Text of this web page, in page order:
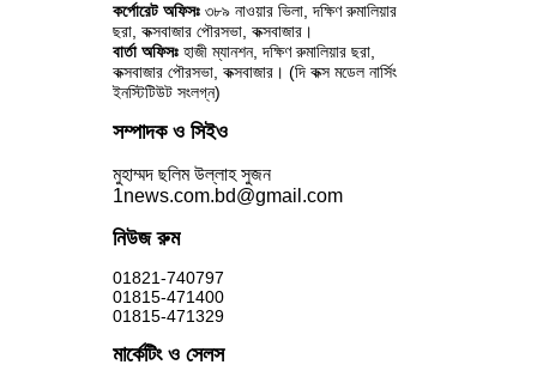
কর্পোরেট অফিসঃ ৩৮৯ নাওয়ার ভিলা, দক্ষিণ রুমালিয়ার
ছরা, কক্সবাজার পৌরসভা, কক্সবাজার।
বার্তা অফিসঃহাজী ম্যানশন, দক্ষিণ রুমালিয়ার ছরা,
কক্সবাজার পৌরসভা, কক্সবাজার। (দি কক্স মডেল নার্সিং
ইনস্টিটিউট সংলগ্ন)
সম্পাদক ও সিইও
মুহাম্মদ ছলিম উল্লাহ সুজন
1news.com.bd@gmail.com
নিউজ রুম
01821-740797
01815-471400
01815-471329
মার্কেটিং ও সেলস